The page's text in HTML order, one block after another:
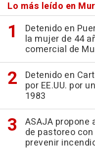
Lo más leído en
Detenido en
la mujer de 44
comercial de
Detenido en
por EE.UU. por
1983
ASAJA propone
de pastoreo
prevenir